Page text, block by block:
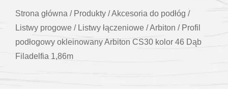
Strona główna / Produkty /Akcesoria do podłóg /
Listwy progowe / Listwy łączeniowe /Arbiton / Profil
podłogowy okleinowany Arbiton CS30 kolor 46 Dąb
Filadelfia 1,86m